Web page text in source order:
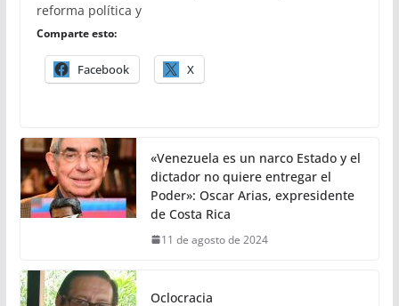
reforma política y
Comparte esto:
Facebook X
«Venezuela es un narco Estado y el
dictador no quiere entregar el
Poder»: Oscar Arias, expresidente
de Costa Rica
11 de agosto de 2024
Oclocracia